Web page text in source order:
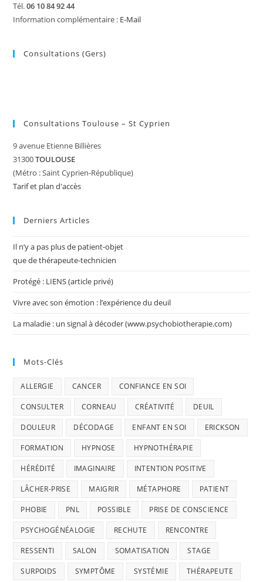
Tél.06 10 84 92 44
Information complémentaire : E-Mail
Consultations (Gers)
Consultations Toulouse – St Cyprien
9 avenue Etienne Billières
31300TOULOUSE
(Métro : Saint Cyprien-République)
Tarif et plan d'accès
Derniers Articles
Il n’y a pas plus de patient-objet
que de thérapeute-technicien
Protégé : LIENS (article privé)
Vivre avec son émotion : l’expérience du deuil
La maladie : un signal à décoder (www.psychobiotherapie.com)
Mots-Clés
ALLERGIE CANCER CONFIANCE EN SOI
CONSULTER CORNEAU CRÉATIVITÉ DEUIL
DOULEUR DÉCODAGE ENFANT EN SOI ERICKSON
FORMATION HYPNOSE HYPNOTHÉRAPIE
HÉRÉDITÉ IMAGINAIRE INTENTION POSITIVE
LÂCHER-PRISE MAIGRIR MÉTAPHORE PATIENT
PHOBIE PNL POSSIBLE PRISE DE CONSCIENCE
PSYCHOGÉNÉALOGIE RECHUTE RENCONTRE
RESSENTI SALON SOMATISATION STAGE
SURPOIDS SYMPTÔME SYSTÉMIE THÉRAPEUTE